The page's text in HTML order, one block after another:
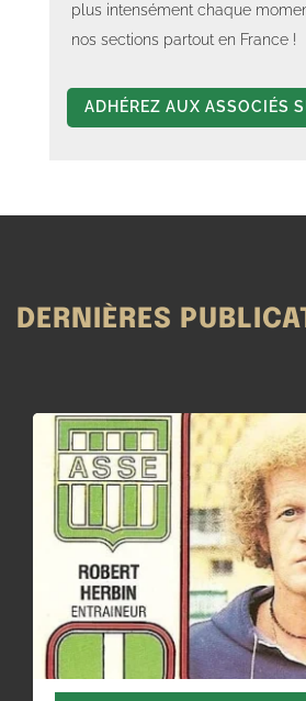
plus intensément chaque
nos sections partout en France !
ADHÉREZ AUX ASSOCIÉS
DERNIÈRES